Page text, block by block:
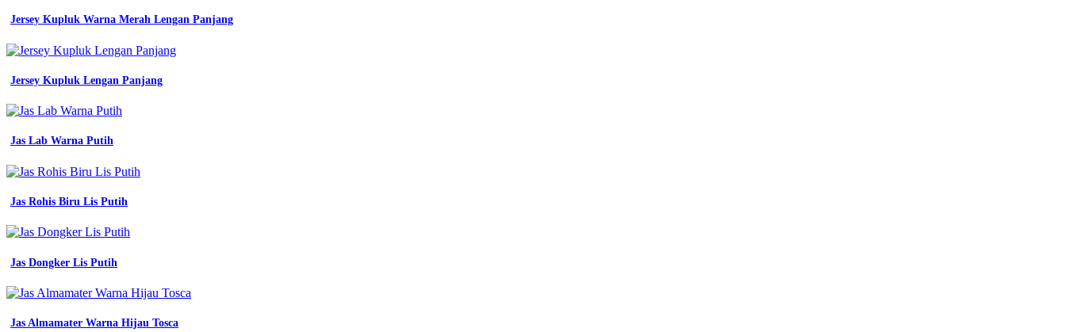
pink
printing
warna
free
deisgn
desain
jersey
futsal
warna
jersey
bikin
desain
futsal
putih
Jersey Kupluk Warna Merah Lengan Panjang
Jersey Kupluk Lengan Panjang
Jas Lab Warna Putih
Jas Rohis Biru Lis Putih
Jas Dongker Lis Putih
Jas Almamater Warna Hijau Tosca